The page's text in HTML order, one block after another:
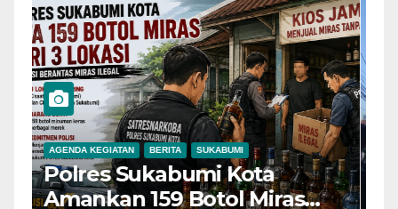
AGENDA KEGIATAN BERITA SUKABUMI
Polres Sukabumi Kota
Amankan 159 Botol Miras